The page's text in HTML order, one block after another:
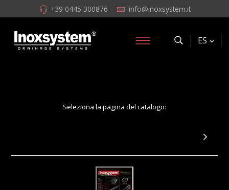
+39 0445 300876 info@inoxsystem.it
ES
Seleziona la pagina del catalogo: